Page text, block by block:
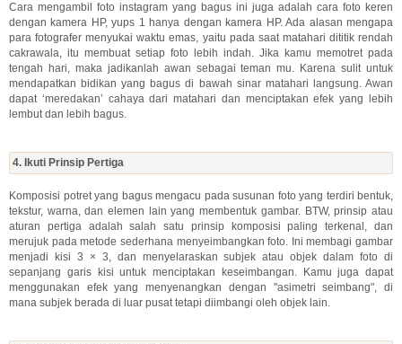
Cara mengambil foto instagram yang bagus ini juga adalah cara foto keren
dengan kamera HP, yups 1 hanya dengan kamera HP. Ada alasan mengapa
para fotografer menyukai waktu emas, yaitu pada saat matahari dititik rendah
cakrawala, itu membuat setiap foto lebih indah. Jika kamu memotret pada
tengah hari, maka jadikanlah awan sebagai teman mu. Karena sulit untuk
mendapatkan bidikan yang bagus di bawah sinar matahari langsung. Awan
dapat ‘meredakan’ cahaya dari matahari dan menciptakan efek yang lebih
lembut dan lebih bagus.
4. Ikuti Prinsip Pertiga
Komposisi potret yang bagus mengacu pada susunan foto yang terdiri bentuk,
tekstur, warna, dan elemen lain yang membentuk gambar. BTW, prinsip atau
aturan pertiga adalah salah satu prinsip komposisi paling terkenal, dan
merujuk pada metode sederhana menyeimbangkan foto. Ini membagi gambar
menjadi kisi 3 × 3, dan menyelaraskan subjek atau objek dalam foto di
sepanjang garis kisi untuk menciptakan keseimbangan. Kamu juga dapat
menggunakan efek yang menyenangkan dengan "asimetri seimbang", di
mana subjek berada di luar pusat tetapi diimbangi oleh objek lain.